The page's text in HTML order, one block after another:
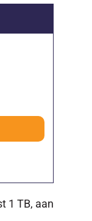
1 TB, aan